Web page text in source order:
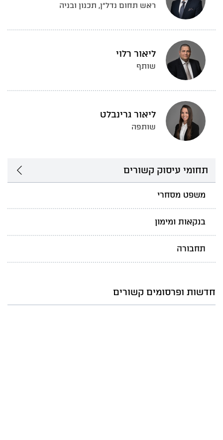
ראש תחום נדל״ן, תכנון ובניה
ליאור רלוי
שותף
ליאור גרינבלט
שותפה
תחומי עיסוק קשורים
משפט מסחרי
בנקאות ומימון
תחבורה
חדשות ופרסומים קשורים